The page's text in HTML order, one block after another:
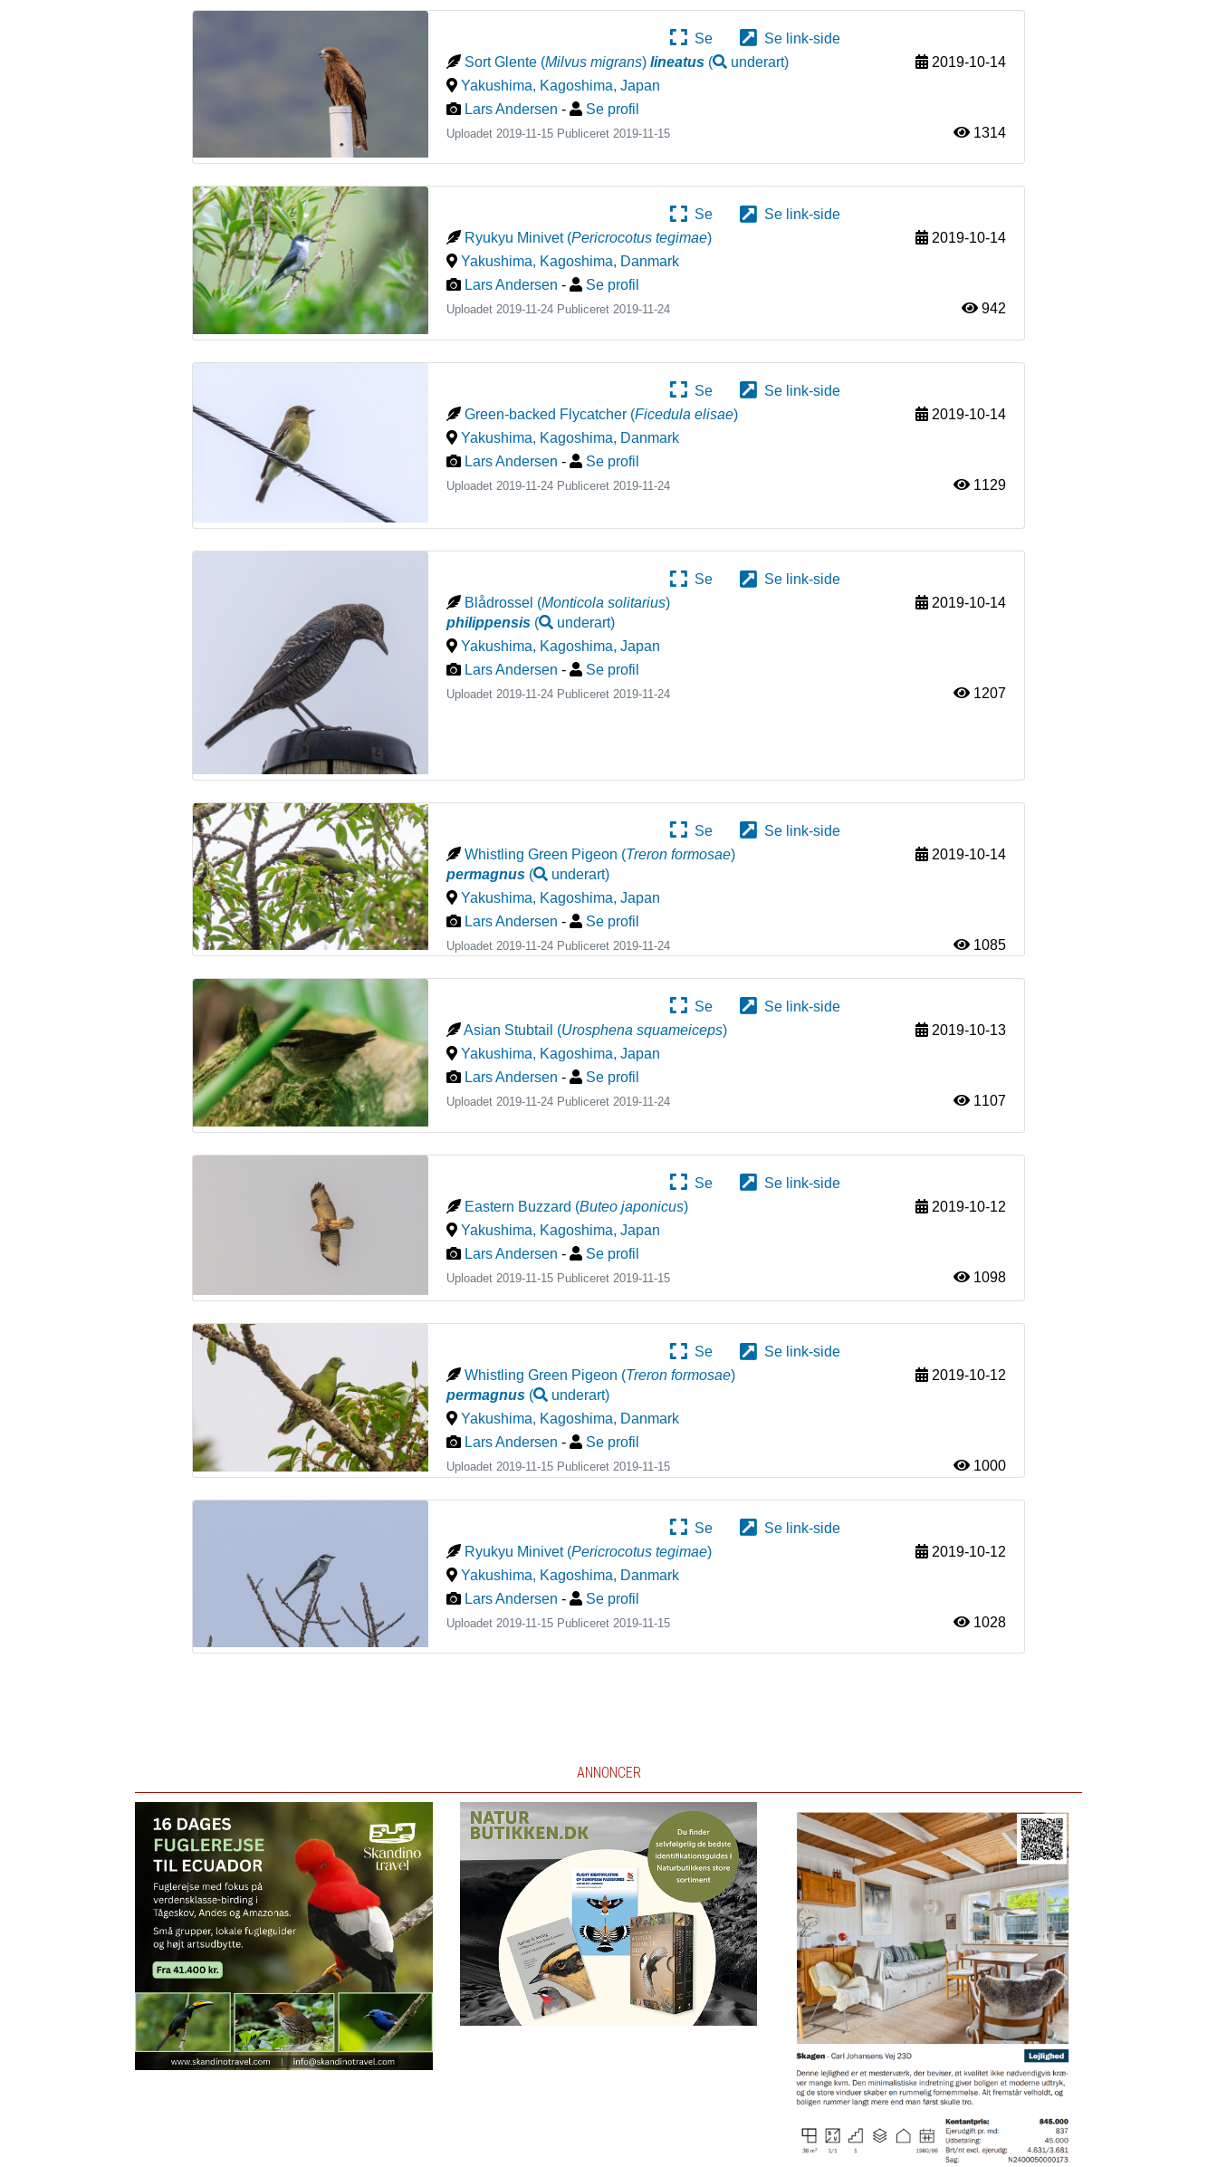
Se
Se link-side
Sort Glente (Milvus migrans)lineatus ( underart)
2019-10-14
Yakushima, Kagoshima,Japan
Lars Andersen - Se profil
Uploadet 2019-11-15 Publiceret 2019-11-15 1314
Se
Se link-side
Ryukyu Minivet (Pericrocotus tegimae)
2019-10-14
Yakushima, Kagoshima, Danmark
Lars Andersen - Se profil
Uploadet 2019-11-24 Publiceret2019-11-24 942
Se
Se link-side
Green-backed Flycatcher (Ficedula elisae)
2019-10-14
Yakushima, Kagoshima, Danmark
Lars Andersen - Se profil
Uploadet 2019-11-24 Publiceret 2019-11-24 1129
Se
Se link-side
Blådrossel (Monticola solitarius)
philippensis ( underart)
2019-10-14
Yakushima, Kagoshima,Japan
Lars Andersen - Se profil
Uploadet 2019-11-24 Publiceret2019-11-24 1207
Se
Se link-side
Whistling Green Pigeon (Treron formosae)
permagnus ( underart)
2019-10-14
Yakushima, Kagoshima,Japan
Lars Andersen - Se profil
Uploadet 2019-11-24 Publiceret 2019-11-24 1085
Se
Se link-side
Asian Stubtail (Urosphena squameiceps)
2019-10-13
Yakushima, Kagoshima,Japan
Lars Andersen - Se profil
Uploadet 2019-11-24 Publiceret 2019-11-24 1107
Se
Se link-side
Eastern Buzzard (Buteo japonicus)
2019-10-12
Yakushima, Kagoshima,Japan
Lars Andersen - Se profil
Uploadet 2019-11-15 Publiceret 2019-11-15 1098
Se
Se link-side
Whistling Green Pigeon (Treron formosae)
permagnus ( underart)
2019-10-12
Yakushima, Kagoshima, Danmark
Lars Andersen - Se profil
Uploadet 2019-11-15 Publiceret2019-11-15 1000
Se
Se link-side
Ryukyu Minivet (Pericrocotus tegimae)
2019-10-12
Yakushima, Kagoshima, Danmark
Lars Andersen - Se profil
Uploadet 2019-11-15 Publiceret 2019-11-15 1028
ANNONCER